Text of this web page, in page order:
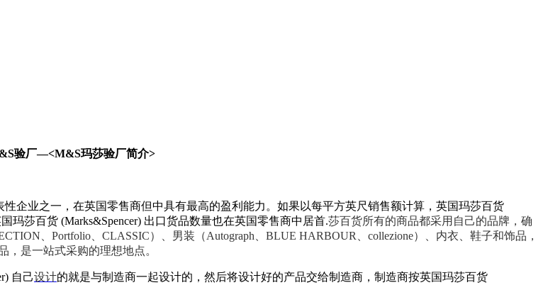
验厂—<M&S玛莎验厂简介>
企业之一，在英国零售商但中具有最高的盈利能力。如果以每平方英尺销售额计算，英国玛莎百货
玛莎百货 (Marks&Spencer) 出口货品数量也在英国零售商中居首.莎百货所有的商品都采用自己的品牌，确
、Portfolio、CLASSIC）、男装（Autograph、BLUE HARBOUR、collezione）、内衣、鞋子和饰品，
是一站式采购的理想地点。
自己设计的就是与制造商一起设计的，然后将设计好的产品交给制造商，制造商按英国玛莎百货